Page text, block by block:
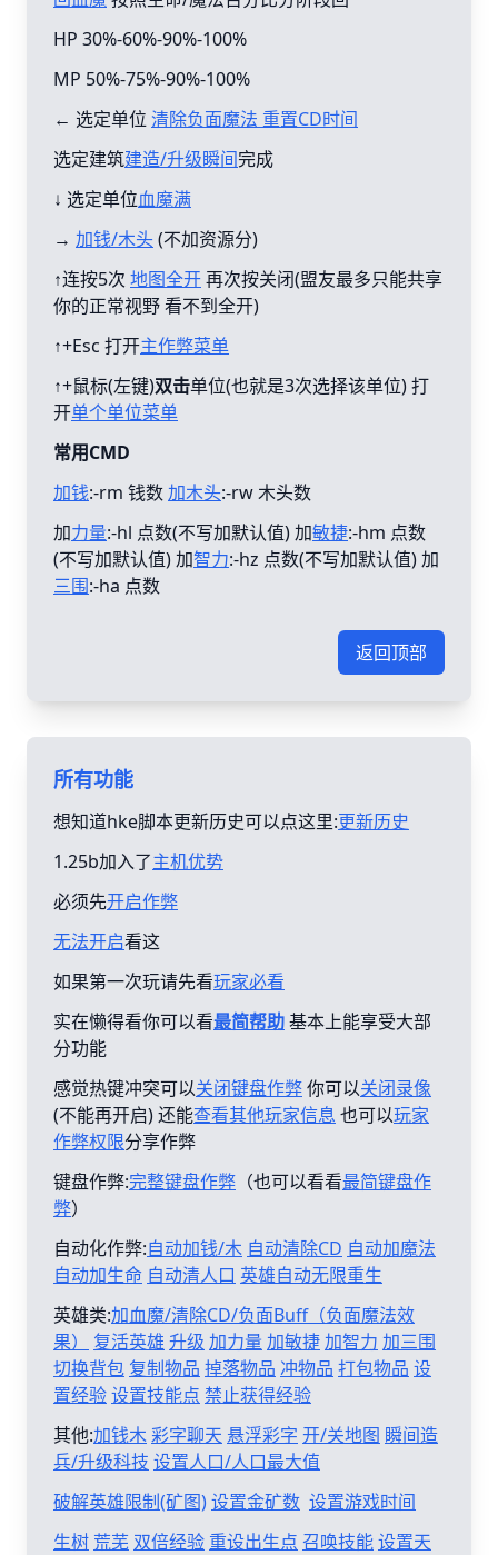
HP 30%-60%-90%-100%
MP 50%-75%-90%-100%
← 选定单位 清除负面魔法 重置CD时间
选定建筑建造/升级瞬间完成
↓ 选定单位血魔满
→ 加钱/木头(不加资源分)
↑连按5次 地图全开再次按关闭(盟友最多只能共享
你的正常视野 看不到全开)
↑+Esc 打开主作弊菜单
↑+鼠标(左键)双击单位(也就是3次选择该单位) 打
开单个单位菜单
常用CMD
加钱:-rm 钱数加木头:-rw 木头数
加力量:-hl 点数(不写加默认值) 加敏捷:-hm 点数
(不写加默认值) 加智力:-hz 点数(不写加默认值) 加
三围:-ha 点数
返回顶部
所有功能
想知道hke脚本更新历史可以点这里:更新历史
1.25b加入了主机优势
必须先开启作弊
无法开启看这
如果第一次玩请先看玩家必看
实在懒得看你可以看最简帮助基本上能享受大部
分功能
感觉热键冲突可以关闭键盘作弊你可以关闭录像
(不能再开启) 还能查看其他玩家信息 也可以玩家
作弊权限分享作弊
键盘作弊:完整键盘作弊 （也可以看看最简键盘作
弊）
自动化作弊:自动加钱/木 自动清除CD 自动加魔法
自动加生命 自动清人口 英雄自动无限重生
英雄类:加血魔/清除CD/负面Buff（负面魔法效
果）
复活英雄 升级 加力量 加敏捷加智力 加三围
切换背包 复制物品 掉落物品 冲物品 打包物品 设
置经验设置技能点 禁止获得经验
其他:加钱木彩字聊天 悬浮彩字 开/关地图 瞬间造
兵/升级科技 设置人口/人口最大值
破解英雄限制(矿图)设置金矿数 设置游戏时间
生树 荒芜 双倍经验 重设出生点 召唤技能设置天